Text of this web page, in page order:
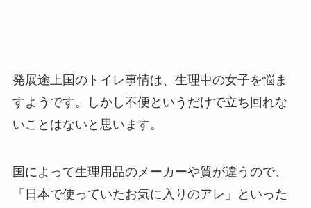
発展途上国のトイレ事情は、生理中の女子を悩ま
すようです。しかし不便というだけで立ち回れな
いことはないと思います。
国によって生理用品のメーカーや質が違うので、
「日本で使っていたお気に入りのアレ」といった